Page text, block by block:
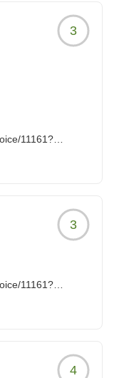
をご利用いただ
3
11161?
3
11161?
4